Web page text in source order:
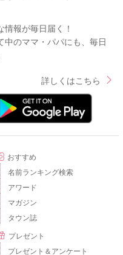
報が毎日届く！
中のママ・パパにも、毎日
詳しくはこちら
おすすめ
名前ランキング検索
アワード
マガジン
タウン誌
プレゼント
プレゼント＆アンケート